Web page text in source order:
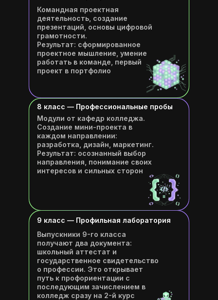
Командная проектная
деятельность, создание
презентаций, основы цифровой
грамотности.
Результат: сформированное
проектное мышление, умение
работать в команде, первый
проект в портфолио
8 класс — Профессиональные пробы
Модули от кафедр колледжа.
Создание мини-проекта в
каждом направлении:
разработка, дизайн, маркетинг.
Результат: осознанный выбор
направления, понимание своих
интересов и сильных сторон
9 класс — Профильная лаборатория
Выпускники 9-го класса
получают два документа:
школьный аттестат и
государственное свидетельство
о профессии. Это открывает
путь к профориентации с
последующим зачислением в
колледж сразу на 2-й курс